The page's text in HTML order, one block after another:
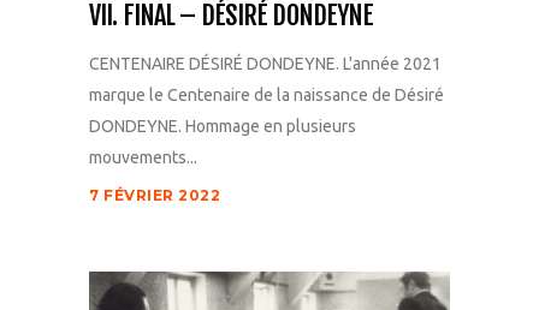
VII. FINAL – DÉSIRÉ DONDEYNE
CENTENAIRE DÉSIRÉ DONDEYNE. L'année 2021
marque le Centenaire de la naissance de Désiré
DONDEYNE. Hommage en plusieurs
mouvements...
7 FÉVRIER 2022